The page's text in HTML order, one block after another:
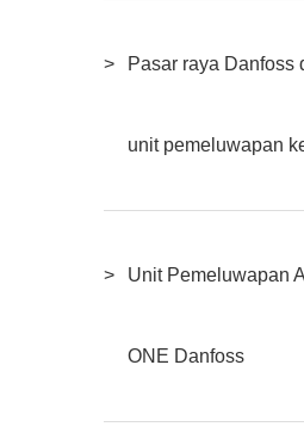
Pasar raya Danfoss
unit pemeluwapan
Unit Pemeluwapan
ONE Danfoss